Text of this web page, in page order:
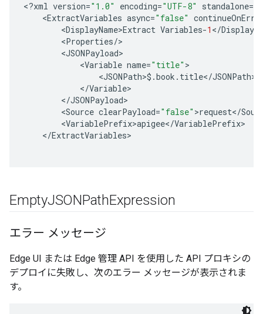
<?xml version="1.0" encoding="UTF-8" standalone=
<ExtractVariables async="false"
<DisplayName>Extract Variables-1 </
<Properties/
<JSONPayload
<Variable name="title"
<JSONPath>$.book . title</JSONPath
</Variable
</JSONPayload
<Source clearPayload="false" >request</
<VariablePrefix>apigee</VariablePrefix
</ExtractVariables
EmptyJSONPathExpression
エラー メッセージ
Edge UI または Edge 管理 API を使用した API プロキシの
デプロイに失敗し、次のエラー メッセージが表示されま
す。